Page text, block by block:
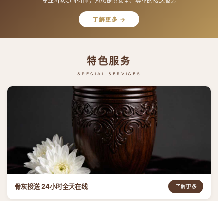
了解更多 →
特色服务
SPECIAL SERVICES
骨灰接送 24小时全天在线 了解更多